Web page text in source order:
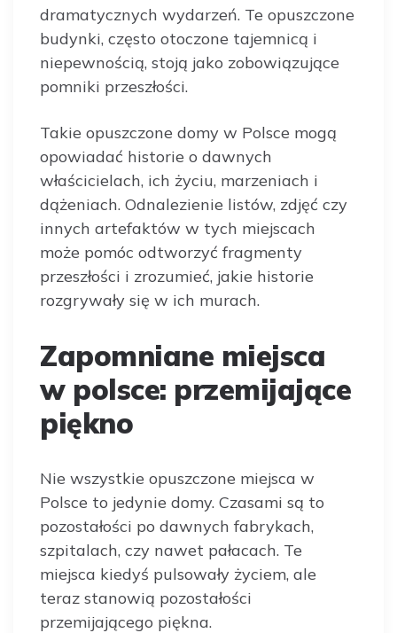
dramatycznych wydarzeń. Te opuszczone
budynki, często otoczone tajemnicą i
niepewnością, stoją jako zobowiązujące
pomniki przeszłości.
Takie opuszczone domy w Polsce mogą
opowiadać historie o dawnych
właścicielach, ich życiu, marzeniach i
dążeniach. Odnalezienie listów, zdjęć czy
innych artefaktów w tych miejscach
może pomóc odtworzyć fragmenty
przeszłości i zrozumieć, jakie historie
rozgrywały się w ich murach.
Zapomniane miejsca
w polsce: przemijające
piękno
Nie wszystkie opuszczone miejsca w
Polsce to jedynie domy. Czasami są to
pozostałości po dawnych fabrykach,
szpitalach, czy nawet pałacach. Te
miejsca kiedyś pulsowały życiem, ale
teraz stanowią pozostałości
przemijającego piękna.